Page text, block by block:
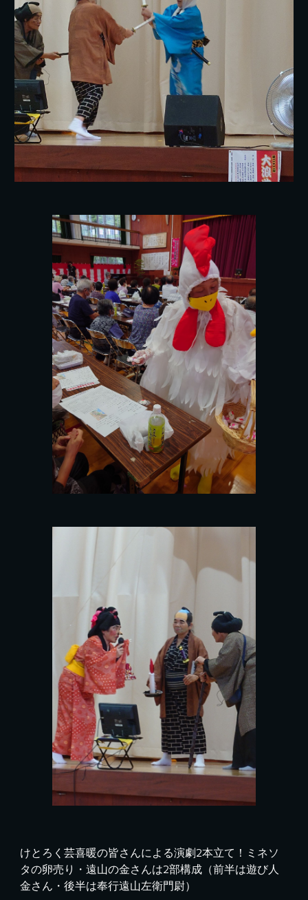
けとろく芸喜暖の皆さんによる演劇2本立て！ミネソ
タの卵売り・遠山の金さんは2部構成（前半は遊び人
金さん・後半は奉行遠山左衛門尉）